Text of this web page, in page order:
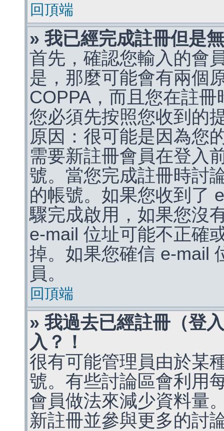
回頂端
» 我已經完成註冊但是
首先，確認您輸入的會
是，那麼可能會有兩個
COPPA，而且您在註
您必須先按照您收到的
原因：很可能是因為您
需要新註冊會員在登入
號。當您完成註冊時討
的帳號。如果您收到了
驟完成啟用，如果您沒
e-mail 位址可能不正確
掉。如果您確信 e-mail
員。
回頂端
» 我過去已經註冊（登
入？！
很有可能管理員由於某
號。有些討論區會利用
會員做法來減少資料量
新註冊並參與更多的討